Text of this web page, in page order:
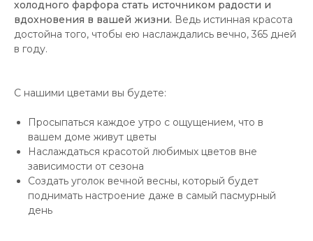
холодного фарфора стать источником радости и
вдохновения в вашей жизни. Ведь истинная красота
достойна того, чтобы ею наслаждались вечно, 365 дней
в году.
С нашими цветами вы будете:
Просыпаться каждое утро с ощущением, что в
вашем доме живут цветы
Наслаждаться красотой любимых цветов вне
зависимости от сезона
Создать уголок вечной весны, который будет
поднимать настроение даже в самый пасмурный
день